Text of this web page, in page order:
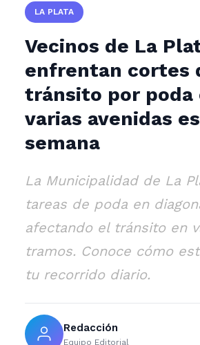
LA PLATA
Vecinos de La
enfrentan cortes
tránsito por poda
varias avenidas
semana
La Municipalidad de La
tareas de poda en
afectando el tránsito en
tramos. Conoce cómo
tu recorrido diario.
Redacción
Equipo Editorial